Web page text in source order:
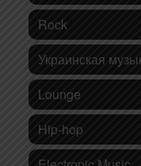
Rock
Украинская
Lounge
Hip-hop